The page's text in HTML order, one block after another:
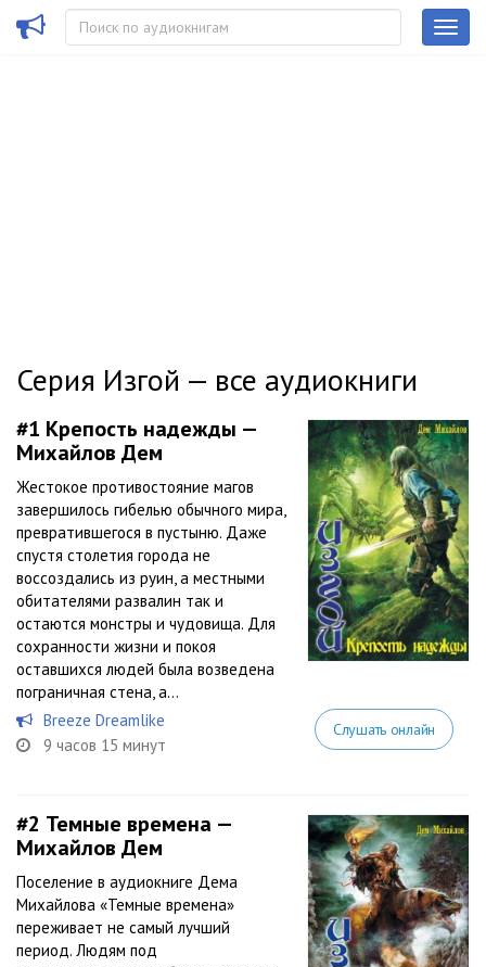
Серия Изгой — все аудиокниги
#1 Крепость надежды —
Михайлов Дем
Жестокое противостояние магов
завершилось гибелью обычного мира,
превратившегося в пустыню. Даже
спустя столетия города не
воссоздались из руин, а местными
обитателями развалин так и
остаются монстры и чудовища. Для
сохранности жизни и покоя
оставшихся людей была возведена
пограничная стена, а...
Breeze Dreamlike
9 часов 15 минут
Слушать онлайн
#2 Темные времена —
Михайлов Дем
Поселение в аудиокниге Дема
Михайлова «Темные времена»
переживает не самый лучший
период. Людям под